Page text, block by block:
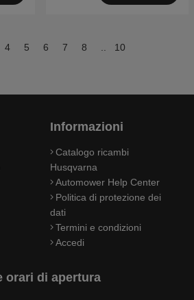
4 5 6 7 8 .. 10
Informazioni
Catalogo ricambi
Husqvarna
Automower Help Center
Politica di protezione dei
dati
Termini e condizioni
Accedi
orari di apertura